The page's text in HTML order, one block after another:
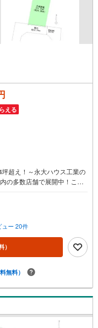
える
超え！～永大ハウス工業の
の多数店舗で展開中！こち
・土地…と種別を問わず不
らに教育施設や商業施設、
報を総合し、お客様により
よう、しっかりとサポート
豊富なスタッフ＞当社では
【リフォーム】など住宅に
誠心誠意ご説明させていた
ださい。営業時間:10:00～1
により変動あり）現地の
お気軽にお問い合わせくだ
ュー 20件
）
無料）